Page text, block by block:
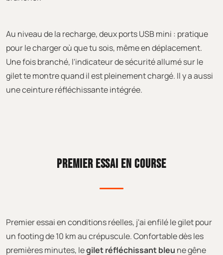
Au niveau de la recharge, deux ports USB mini : pratique
pour le charger où que tu sois, même en déplacement.
Une fois branché, l'indicateur de sécurité allumé sur le
gilet te montre quand il est pleinement chargé. Il y a aussi
une ceinture réfléchissante intégrée.
PREMIER ESSAI EN COURSE
Premier essai en conditions réelles, j'ai enfilé le gilet pour
un footing de 10 km au crépuscule. Confortable dès les
premières minutes, legilet réfléchissant bleu ne gêne